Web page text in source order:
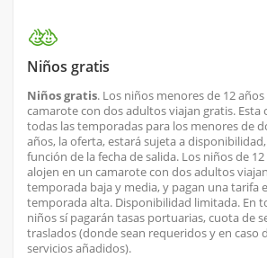
Niños gratis
Niños gratis. Los niños menores de 12
camarote con dos adultos viajan gratis. Esta
todas las temporadas para los menores de
años, la oferta, estará sujeta a
función de la fecha de salida. Los niños de
alojen en un camarote con dos adultos
temporada baja y media, y pagan una tarifa
temporada alta. Disponibilidad limitada. En
niños sí pagarán tasas portuarias, cuota de
traslados (donde sean requeridos y en caso
servicios añadidos).